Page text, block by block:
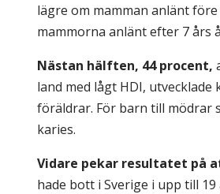
lägre om mamman anlänt
mammorna anlänt efter 7 års
Nästan hälften, 44 procent,
land med lågt HDI,
föräldrar. För barn till mödrar
karies.
Vidare pekar resultatet på
hade bott i Sverige i upp till